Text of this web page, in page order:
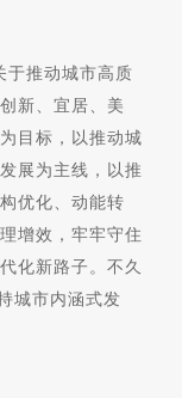
于推动城市高质
新、宜居、美
目标，以推动城
展为主线，以推
优化、动能转
增效，牢牢守住
化新路子。不久
城市内涵式发